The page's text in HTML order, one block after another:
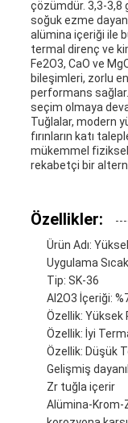
çözümdür. 3,3-3,8
soğuk ezme
alümina içeriği ile
termal direnç ve
Fe2O3, CaO ve
bileşimleri, zorlu
performans
seçim olmaya
Tuğlalar, modern
fırınların katı
mükemmel
rekabetçi bir
Özellikler:
Ürün Adı:
Uygulama
Tip: SK-36
Al2O3 İçeriği:
Özellik:
Özellik: İyi
Özellik: Düşük
Gelişmiş
Zr tuğla içerir
Alümina-Krom-